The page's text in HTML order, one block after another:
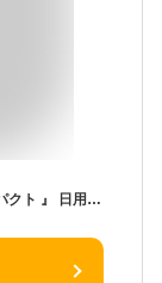
楽天マラソン中｜ tidy 『 Sweep スウィープ コンパクト 』 日用品 雑貨 箒＆ちりとりセット ホワイトグレー レモン ブラウン シンプル デザイン おしゃれ モダン ほうき 箒 ちりとり 掃除道具 清掃 掃き掃除 お掃除グッズ 玄関 ベランダ ティディ